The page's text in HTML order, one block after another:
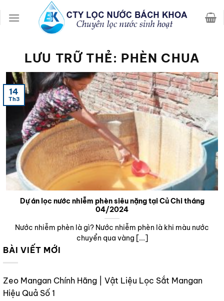
đến
LƯU TRỮ THẺ: PHÈN CHUA
Dự án lọc nước nhiễm phèn siêu nặng tại Củ Chi tháng
04/2024
Nước nhiễm phèn là gì? Nước nhiễm phèn là khi màu nước
chuyển qua vàng [...]
14
Th3
BÀI VIẾT MỚI
Zeo Mangan Chính Hãng | Vật Liệu Lọc Sắt Mangan
Hiệu Quả Số 1